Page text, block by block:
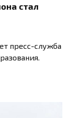
стал
пресс-служба